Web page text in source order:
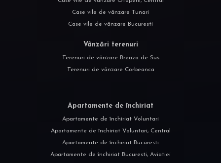
Case vile de vânzare Tunari
Case vile de vânzare Bucuresti
Vânzări terenuri
Terenuri de vânzare Breaza de Sus
Terenuri de vânzare Corbeanca
Apartamente de închiriat
Apartamente de închiriat Voluntari
Apartamente de închiriat Voluntari, Central
Apartamente de închiriat Bucuresti
Apartamente de închiriat Bucuresti, Aviatiei